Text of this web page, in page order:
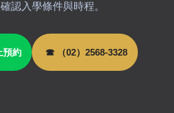
認入學條件與時程。
預約 ☎ （02）2568-3328